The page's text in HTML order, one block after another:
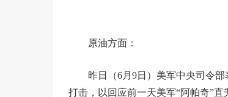
原油方面：
昨日（6月9日）美军中央司令
打击，以回应前一天美军“阿帕奇”